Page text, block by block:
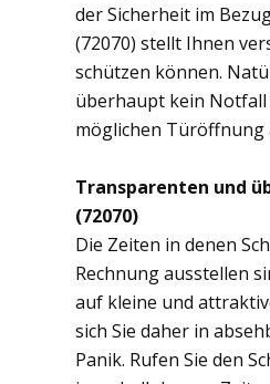
der Sicherheit im
(72070) stellt Ihnen
schützen können.
überhaupt kein Notfall
möglichen Türöffnung
Transparenten und
(72070)
Die Zeiten in denen
Rechnung ausstellen
auf kleine und
sich Sie daher in
Panik. Rufen Sie den